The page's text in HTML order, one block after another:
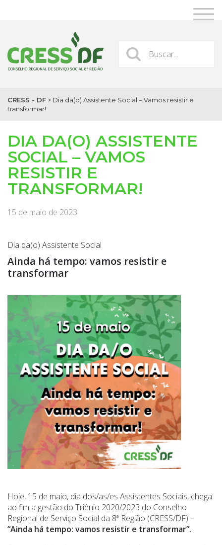
CRESS - DF > Dia da(o) Assistente Social – Vamos resistir e
transformar!
DIA DA(O) ASSISTENTE
SOCIAL – VAMOS
RESISTIR E
TRANSFORMAR!
15 de maio de 2023
Dia da(o) Assistente Social
Ainda há tempo: vamos resistir e
transformar
Hoje, 15 de maio, dia dos/as/es Assistentes Sociais, chega
ao fim a gestão do Triênio 2020/2023 do Conselho
Regional de Serviço Social da 8ª Região (CRESS/DF) –
“Ainda há tempo: vamos resistir e transformar”.